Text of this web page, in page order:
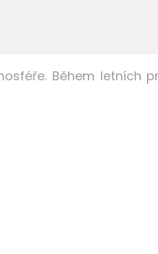
Během letních